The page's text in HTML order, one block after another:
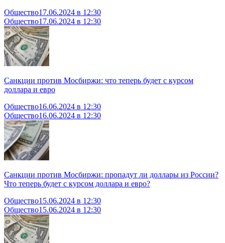
Общество17.06.2024 в 12:30
Общество17.06.2024 в 12:30
Санкции против Мосбиржи: что теперь будет с курсом
доллара и евро
Общество16.06.2024 в 12:30
Общество16.06.2024 в 12:30
Санкции против Мосбиржи: пропадут ли доллары из России?
Что теперь будет с курсом доллара и евро?
Общество15.06.2024 в 12:30
Общество15.06.2024 в 12:30